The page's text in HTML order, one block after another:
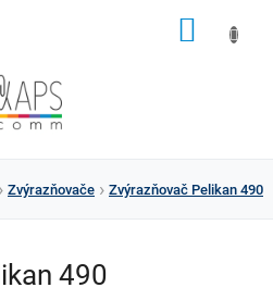
Zvýrazňovače Zvýrazňovač Pelikan 490
490